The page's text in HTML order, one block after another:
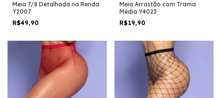
Meia 7/8 Detalhada na Renda
Y2007
R$49,90
Meia Arrastão com Trama
Média Y4023
R$19,90